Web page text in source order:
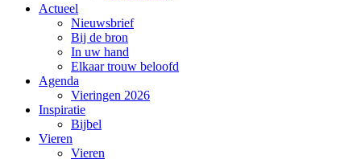
Actueel
Nieuwsbrief
Bij de bron
In uw hand
Elkaar trouw beloofd
Agenda
Vieringen 2026
Inspiratie
Bijbel
Vieren
Vieren